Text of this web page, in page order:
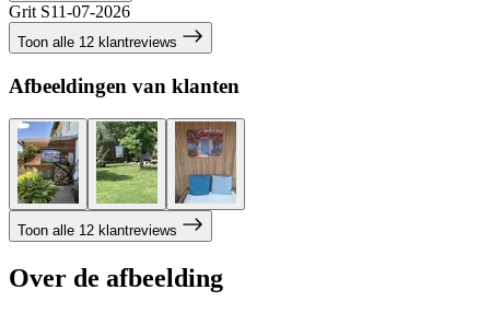
Grit S11-07-2026
Toon alle 12 klantreviews
Afbeeldingen van klanten
Toon alle 12 klantreviews
Over de afbeelding